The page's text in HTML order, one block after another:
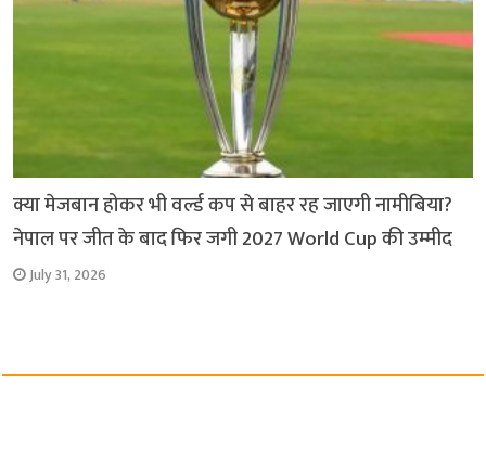
क्या मेजबान होकर भी वर्ल्ड कप से बाहर रह जाएगी नामीबिया?
नेपाल पर जीत के बाद फिर जगी 2027 World Cup की उम्मीद
July 31, 2026